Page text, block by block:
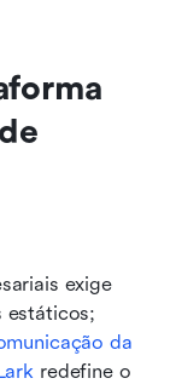
exige
estáticos;
da
redefine o